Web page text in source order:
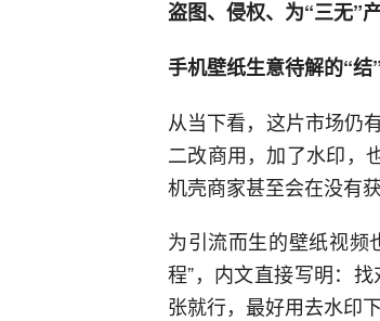
盗图、侵权、为“三无”
手机壁纸生意待解的“结”
从当下看，这片市场仍
二改商用，加了水印，
机壳商家甚至会在没有
为引流而生的壁纸视频
程”，内文直接写明：
张就行，最好用去水印